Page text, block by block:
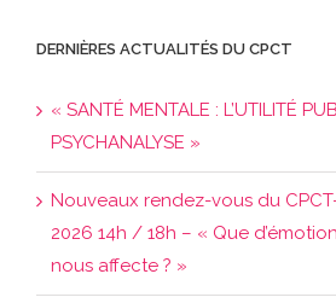
DERNIÈRES ACTUALITÉS DU CPCT
« SANTÉ MENTALE : L’UTILITÉ
PSYCHANALYSE »
Nouveaux rendez-vous du
2026 14h / 18h – « Que
nous affecte ? »